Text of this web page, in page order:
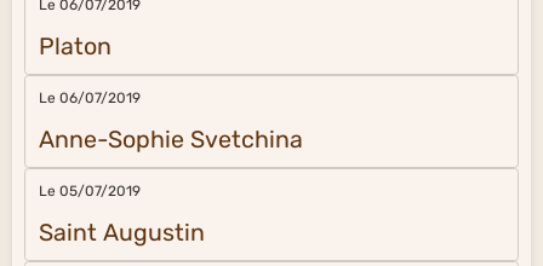
Le 06/07/2019
Platon
Le 06/07/2019
Anne-Sophie Svetchina
Le 05/07/2019
Saint Augustin